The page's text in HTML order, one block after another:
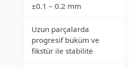
±0.1 – 0.2 mm
Uzun parçalarda
progresif büküm ve
fikstür ile stabilite